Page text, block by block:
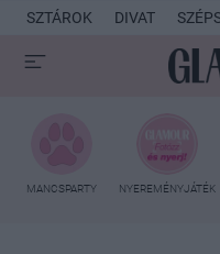
SZTÁROK DIVAT
MANCSPARTY NYEREMÉNYJÁTÉK